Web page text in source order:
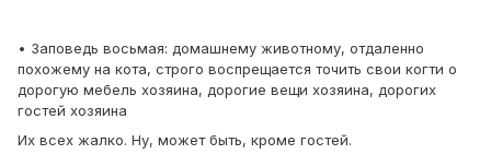
• Заповедь восьмая: домашнему животному, отдаленно
похожему на кота, строго воспрещается точить свои когти о
дорогую мебель хозяина, дорогие вещи хозяина, дорогих
гостей хозяина
Их всех жалко. Ну, может быть, кроме гостей.